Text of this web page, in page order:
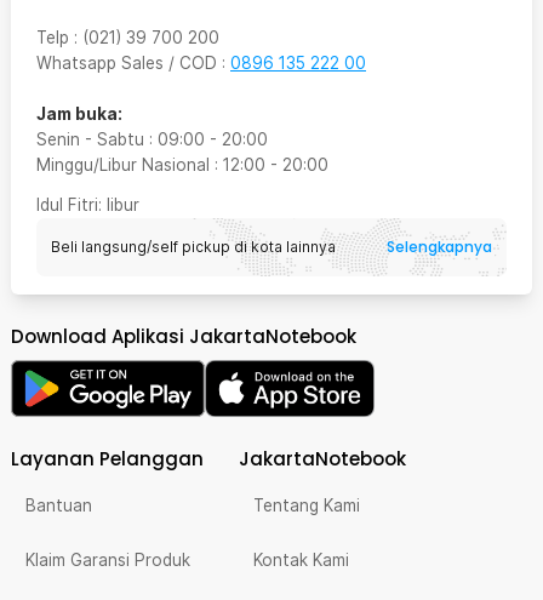
Telp : (021) 39 700 200
Whatsapp Sales / COD : 0896 135 222 00
Jam buka:
Senin - Sabtu : 09:00 - 20:00
Minggu/Libur Nasional : 12:00 - 20:00
Idul Fitri: libur
Beli langsung/self pickup di kota lainnya Selengkapnya
Download Aplikasi JakartaNotebook
Layanan Pelanggan
Bantuan
Klaim Garansi Produk
JakartaNotebook
Tentang Kami
Kontak Kami